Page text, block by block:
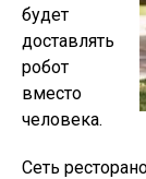
будет
доставлять
робот
вместо
человека.
Сеть